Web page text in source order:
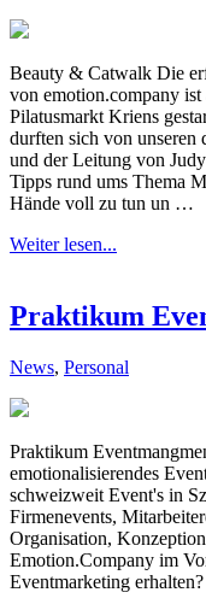
Beauty & Catwalk Die
von emotion.company ist
Pilatusmarkt Kriens
durften sich von
und der Leitung von
Tipps rund ums Thema
Hände voll zu tun un …
Weiter lesen...
Praktikum
News, Personal
Praktikum
emotionalisierendes
schweizweit Event's in
Firmenevents,
Organisation,
Emotion.Company im
Eventmarketing